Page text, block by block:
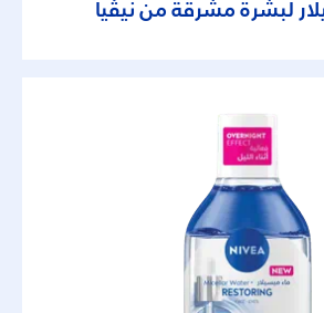
لبشرة مشرقة من نيڤيا